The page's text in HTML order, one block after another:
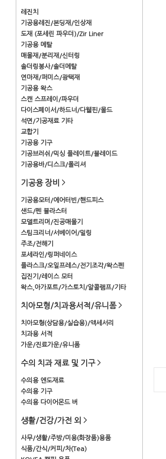
레진치
기공용레진/본딩재/인상재
도재 (포세린 파우더)/Zir Liner
기공용 메탈
매몰재/분리재/신터링
솔더링봉사/솔더메탈
연마재/퍼미스/광택재
기공용 왁스
스캔 스프레이/파우더
다이스페이서/하드너/다웰핀/몰드
석면/기공재료 기타
교합기
기공용 기구
기공브러쉬/믹싱 플레이트/블레이드
기공용바/디스크/폴리셔
기공용 장비 >
기공용모터/에어터빈/핸드피스
샌드/펜 블라스터
모델트리머/진공매몰기
스팀크리너/서베이어/밀링
주조/전해기
포세라인/링퍼네이스
플라스크/오일프레스/전기조각/왁스펜
집진기/레이스 모터
왁스,아가포트/가스토치/알콜램프/기타
치아모형/치과용서적/유니폼 >
치아모형(상담용/실습용)/액세서리
치과용 서적
가운/진료가운/유니폼
수의 치과 재료 및 기구 >
수의용 엔도재료
수의용 기구
수의용 다이어몬드 버
생활/건강/가전 외 >
사무/생활/주방/미용(화장품)용품
식품/간식/커피/차(Tea)